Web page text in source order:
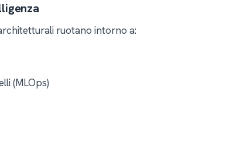
ruotano intorno a:
(MLOps)